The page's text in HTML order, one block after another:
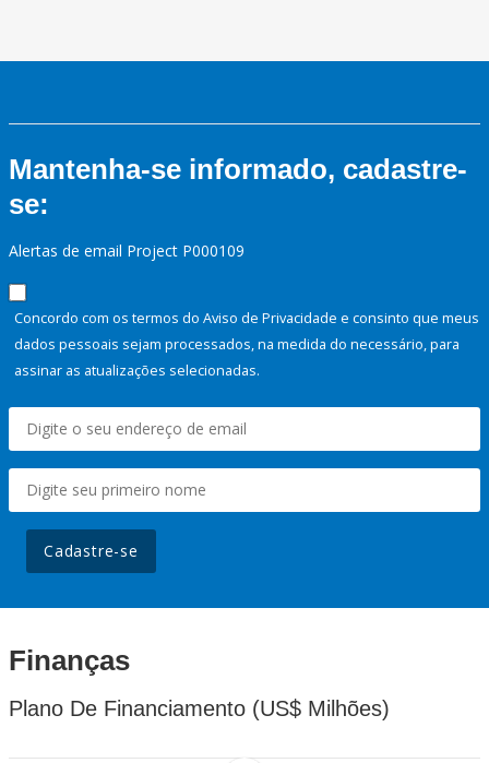
Mantenha-se informado, cadastre-
se:
Alertas de email Project P000109
Concordo com os termos do Aviso de Privacidade e consinto que meus
dados pessoais sejam processados, na medida do necessário, para
assinar as atualizações selecionadas.
Cadastre-se
Finanças
Plano De Financiamento (US$ Milhões)